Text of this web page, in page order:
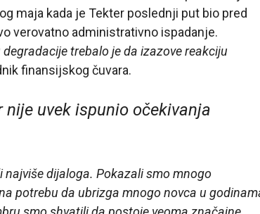
maja kada je Tekter poslednji put bio pred
verovatno administrativno ispadanje.
trebalo je da izazove reakciju
finansijskog čuvara.
uvek ispunio očekivanja
najviše dijaloga. Pokazali smo mnogo
potrebu da ubrizga mnogo novca u